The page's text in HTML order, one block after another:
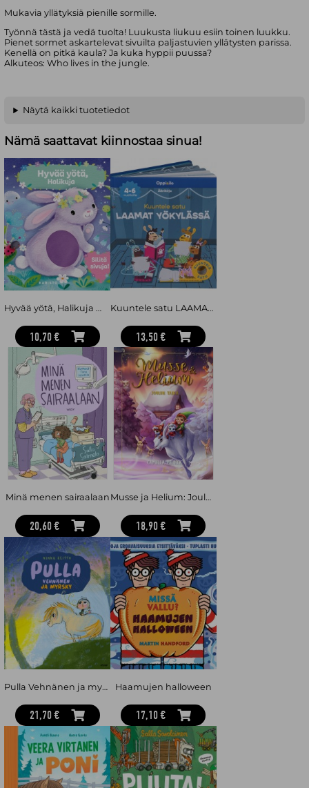
Mukavia yllätyksiä pienille sormille.
Työnnä tästä ja vedä tuolta! Luukusta liukuu esiin toinen luukku.
Pienet sormet askartelevat sivuilta paljastuvien yllätysten parissa.
Kenellä on pitkä kaula? Ja kuka hyppii puussa?
Alkuteos: Who lives in the jungle.
Näytä kaikki tuotetiedot
Nämä saattavat kiinnostaa sinua!
Hyvää yötä, Halikuja — silittelykirja
10,70 €
Kuuntele satu LAAMAT YÖKYLÄSSÄ -äänikirja 4-6 v
13,50 €
Minä menen sairaalaan
20,60 €
Musse ja Helium: Joulun taika
18,90 €
Pulla Vehnänen ja myrsky
21,70 €
Haamujen halloween
17,10 €